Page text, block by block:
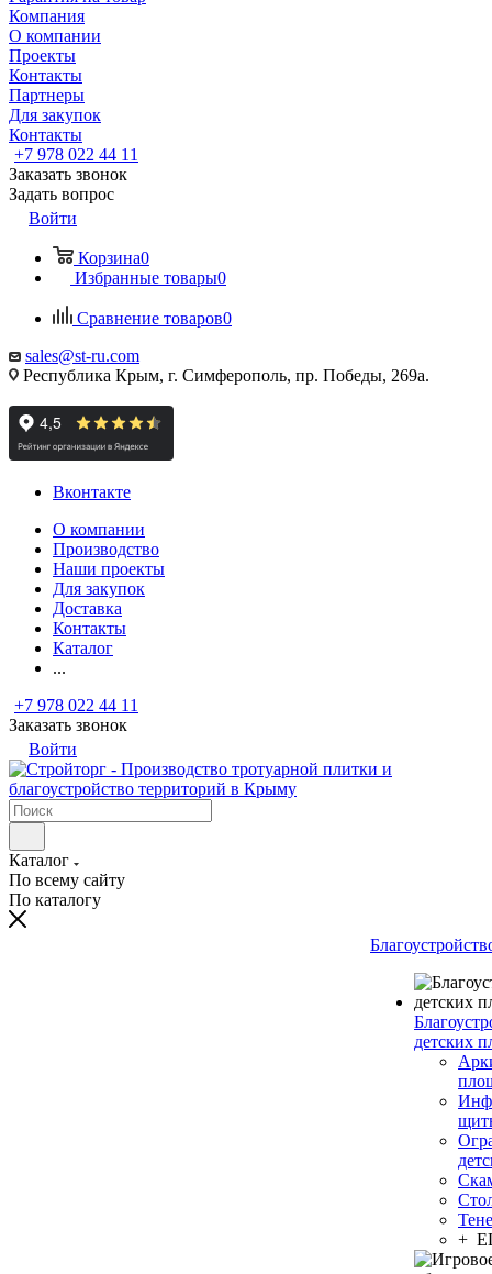
Компания
О компании
Проекты
Контакты
Партнеры
Для закупок
Контакты
+7 978 022 44 11
Заказать звонок
Задать вопрос
Войти
Корзина0
Избранные товары0
Сравнение товаров0
sales@st-ru.com
Республика Крым, г. Симферополь, пр. Победы, 269а.
Вконтакте
О компании
Производство
Наши проекты
Для закупок
Доставка
Контакты
Каталог
...
+7 978 022 44 11
Заказать звонок
Войти
Каталог
По всему сайту
По каталогу
детских
+